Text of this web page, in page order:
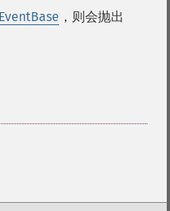
EventBase ，则会抛出